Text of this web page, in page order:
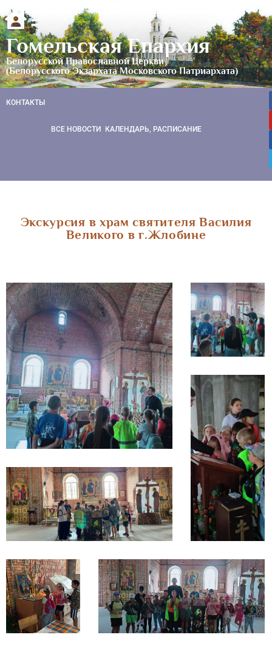
Гомельская Епархия
Белорусской Православной Церкви
(Белорусского Экзархата Московского Патриархата)
КОНТАКТЫ
ВСЕ НОВОСТИ КАЛЕНДАРЬ, РАСПИСАНИЕ
Экскурсия в храм святителя Василия
Великого в г.Жлобине